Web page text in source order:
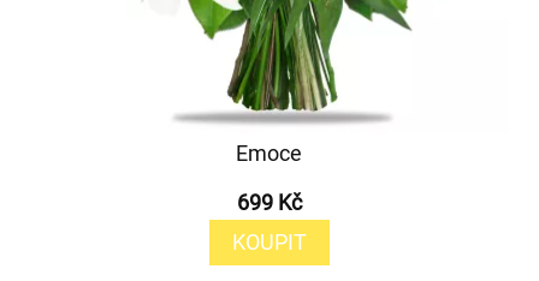
Emoce
699 Kč
KOUPIT